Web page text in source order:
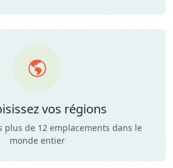
vos régions
plus de 12 emplacements dans le
monde entier